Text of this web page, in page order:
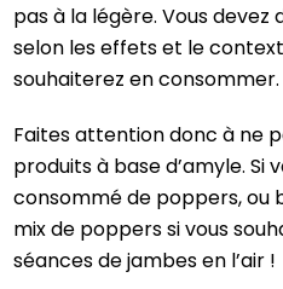
pas à la légère. Vous devez
selon les effets et le
souhaiterez en consommer.
Faites attention donc à ne
produits à base d’amyle. Si
consommé de poppers, ou
mix de poppers si vous
séances de jambes en l’air !